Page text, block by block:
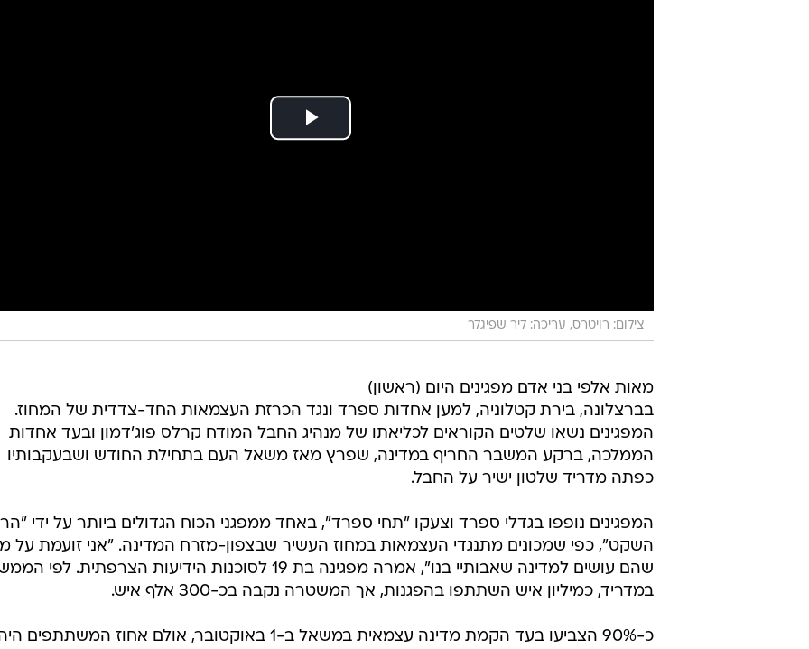
צילום: רויטרס, עריכה: ליר שפיגלר
מאות אלפי בני אדם מפגינים היום (ראשון)
בברצלונה, בירת קטלוניה, למען אחדות ספרד ונגד הכרזת העצמאות החד-צדדית של המחוז.
המפגינים נשאו שלטים הקוראים לכליאתו של מנהיג החבל המודח קרלס פוג'דמון ובעד אחדות
הממלכה, ברקע המשבר החריף במדינה, שפרץ מאז משאל העם בתחילת החודש ושבעקבותיו
כפתה מדריד שלטון ישיר על החבל.
המפגינים נופפו בגדלי ספרד וצעקו "תחי ספרד", באחד ממפגני הכוח הגדולים ביותר על ידי
השקט", כפי שמכונים מתנגדי העצמאות במחוז העשיר שבצפון-מזרח המדינה. "אני זועמת על
שהם עושים למדינה שאבותיי בנו", אמרה מפגינה בת 19 לסוכנות הידיעות הצרפתית.
במדריד, כמיליון איש השתתפו בהפגנות, אך המשטרה נקבה בכ-300 אלף איש.
כ-90% הצביעו בעד הקמת מדינה עצמאית במשאל ב-1 באוקטובר, אולם אחוז